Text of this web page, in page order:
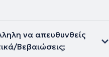
να απευθυνθείς
Βεβαιώσεις;